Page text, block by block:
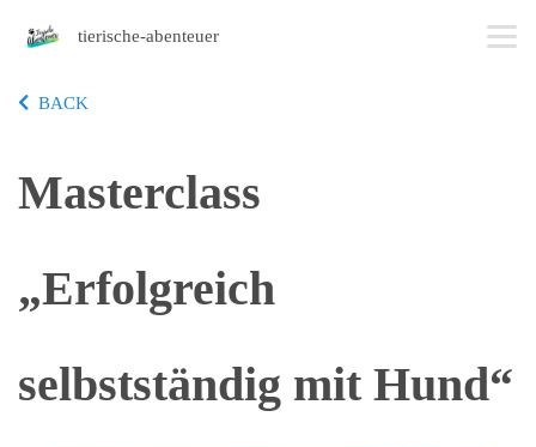
tierische-abenteuer
BACK
Masterclass
„Erfolgreich
selbstständig mit Hund“